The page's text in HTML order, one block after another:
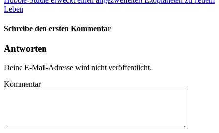
Leben
Schreibe den ersten Kommentar
Antworten
Deine E-Mail-Adresse wird nicht veröffentlicht.
Kommentar